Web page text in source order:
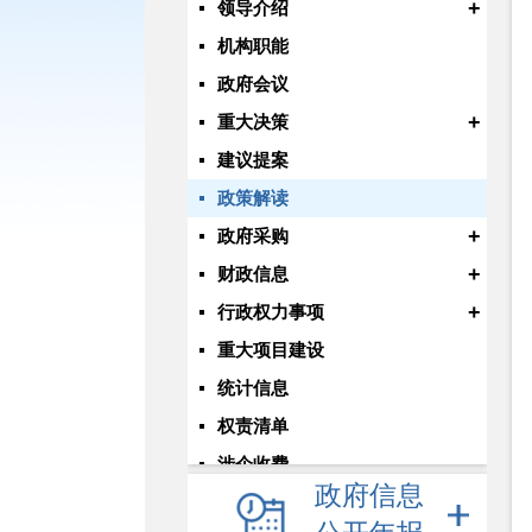
领导介绍 +
机构职能
政府会议
重大决策
+
建议提案
政策解读
政府采购
+
财政信息 +
行政权力事项 +
重大项目建设
统计信息
权责清单
涉企收费
重点领域信息政府信息